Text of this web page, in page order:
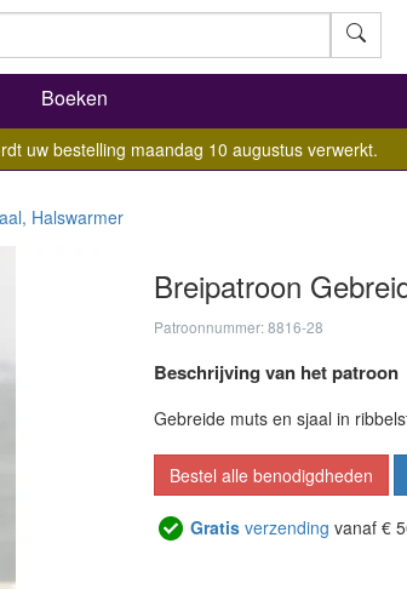
Boeken
uw bestelling maandag 10 augustus verwerkt.
Halswarmer
Breipatroon
Patroonnummer: 8816-28
Beschrijving van het patroon
Gebreide muts en sjaal in
Bestel alle benodigdheden
Gratis verzending vanaf €